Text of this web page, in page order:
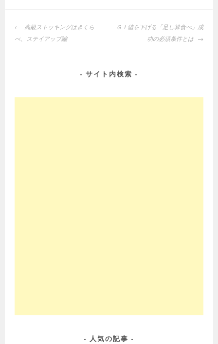
投
稿
シ
高級ストッキングはきくら
べ、ステイアップ編
ＧＩ値を下げる「足し算食べ」成
功の必須条件とは
サイト内検索
人気の記事